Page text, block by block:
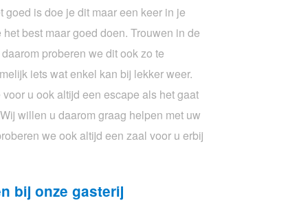
goed is doe je dit maar een keer in je
best maar goed doen. Trouwen in de
proberen we dit ook zo te
iets wat enkel kan bij lekker weer.
u ook altijd een escape als het gaat
willen u daarom graag helpen met uw
we ook altijd een zaal voor u erbij
bij onze gasterij